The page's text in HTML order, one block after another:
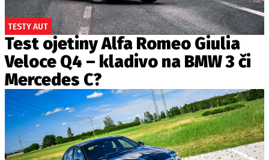
TESTY AUT
Test ojetiny Alfa Romeo Giulia
Veloce Q4 – kladivo na BMW 3 či
Mercedes C?